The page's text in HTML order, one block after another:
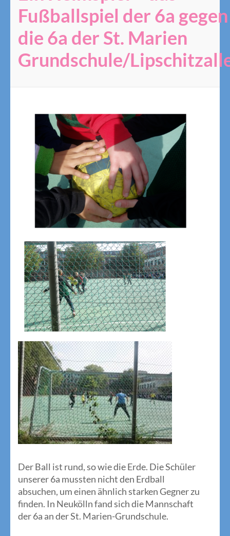
Fußballspiel der 6a gegen
die 6a der St. Marien
Grundschule/
Der Ball ist rund, so wie die Erde. Die Schüler
unserer 6a mussten nicht den Erdball
absuchen, um einen ähnlich starken Gegner zu
finden. In Neukölln fand sich die Mannschaft
der 6a an der St. Marien-Grundschule.